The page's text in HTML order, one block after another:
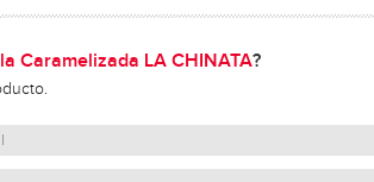
Caramelizada LA CHINATA?